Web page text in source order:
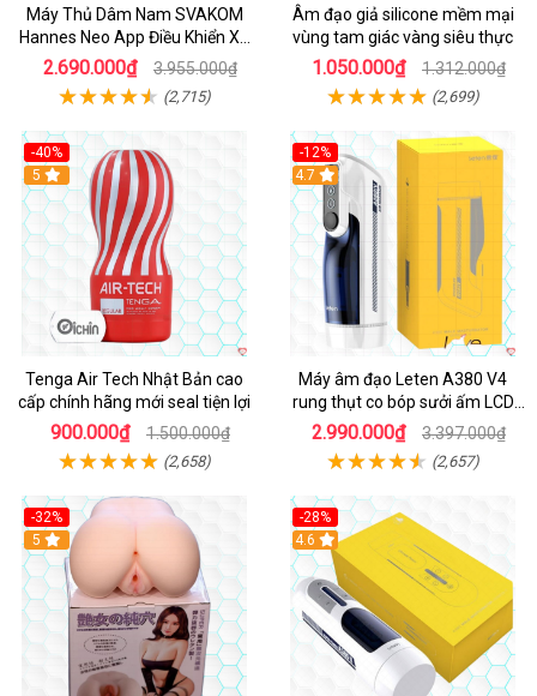
Máy Thủ Dâm Nam SVAKOM
Hannes Neo App Điều Khiển Xa
Cao Cấp
2.690.000₫ 3.955.000₫
(2,715)
Âm đạo giả silicone mềm mại
vùng tam giác vàng siêu thực
1.050.000₫ 1.312.000₫
(2,699)
-40%
Hot
5
Tenga Air Tech Nhật Bản cao
cấp chính hãng mới seal tiện lợi
900.000₫ 1.500.000₫
(2,658)
-12%
Hot
4.7
Máy âm đạo Leten A380 V4
rung thụt co bóp sưởi ấm LCD
đẹp
2.990.000₫ 3.397.000₫
(2,657)
-32%
Hot
5
-28%
Hot
4.6